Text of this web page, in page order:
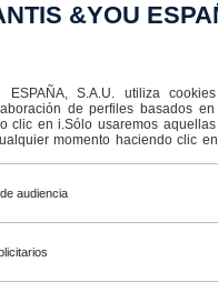
&YOU
ESPAÑA, S.A.U. utiliza
de perfiles basados
clic en i.Sólo usaremos
momento haciendo clic
audiencia